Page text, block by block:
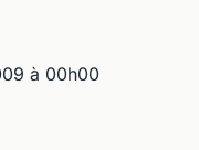
à 00h00